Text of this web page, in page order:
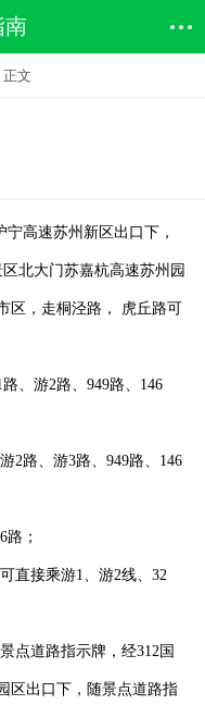
南
正文
宁高速苏州新区出口下，
北大门苏嘉杭高速苏州园
区，走桐泾路， 虎丘路可
路、游2路、 949路、 146
2路、游3路、 949路、 146
路；
直接乘游1 、游2线、 32
点道路指示牌，经312 国
区出口下，随景点道路指